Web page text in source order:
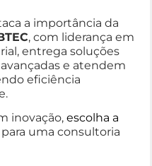
a importância da
, com liderança em
entrega soluções
e atendem
eficiência
inovação, escolha a
uma consultoria